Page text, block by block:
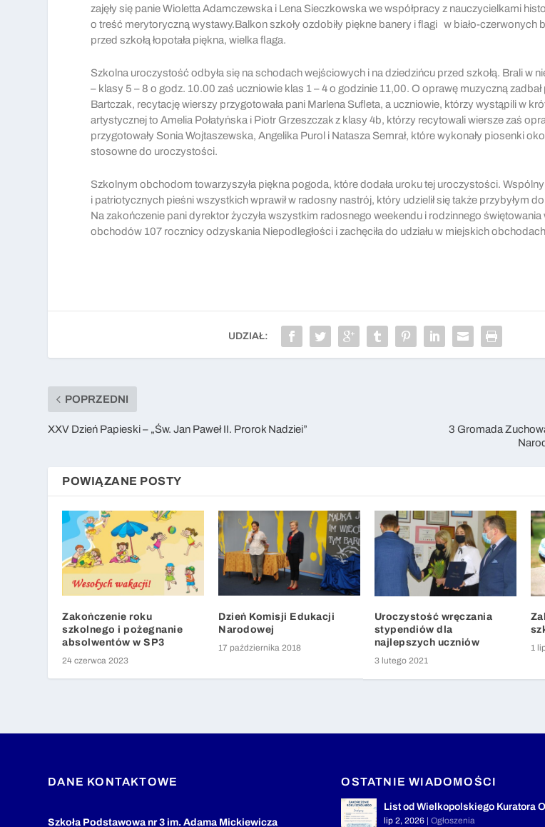
zajęły się panie Wioletta Adamczewska i Lena Sieczkowska we współpracy z nauczycielkami
o treść merytoryczną wystawy.Balkon szkoły ozdobiły piękne banery i flagi w biało-czerwonych
przed szkołą łopotała piękna, wielka flaga.
Szkolna uroczystość odbyła się na schodach wejściowych i na dziedzińcu przed szkołą. Brali w
– klasy 5 – 8 o godz. 10.00 zaś uczniowie klas 1 – 4 o godzinie 11,00. O oprawę muzyczną
Bartczak, recytację wierszy przygotowała pani Marlena Sufleta, a uczniowie, którzy wystąpili w
artystycznej to Amelia Połatyńska i Piotr Grzeszczak z klasy 4b, którzy recytowali wiersze zaś
przygotowały Sonia Wojtaszewska, Angelika Purol i Natasza Semrał, które wykonały piosenki
stosowne do uroczystości.
Szkolnym obchodom towarzyszyła piękna pogoda, które dodała uroku tej uroczystości.
i patriotycznych pieśni wszystkich wprawił w radosny nastrój, który udzielił się także przybyłym
Na zakończenie pani dyrektor życzyła wszystkim radosnego weekendu i rodzinnego
obchodów 107 rocznicy odzyskania Niepodległości i zachęciła do udziału w miejskich
UDZIAŁ:
POPRZEDNI
XXV Dzień Papieski – „Św. Jan Paweł II. Prorok Nadziei”
3 Gromada
POWIĄZANE POSTY
Zakończenie roku
szkolnego i pożegnanie
absolwentów w SP3
24 czerwca 2023
Dzień Komisji Edukacji
Narodowej
17 października 2018
Uroczystość wręczania
stypendiów dla
najlepszych uczniów
3 lutego 2021
1
DANE KONTAKTOWE
Szkoła Podstawowa nr 3 im. Adama Mickiewicza
OSTATNIE WIADOMOŚCI
List od Wielkopolskiego Kuratora
lip 2, 2026 |Ogłoszenia